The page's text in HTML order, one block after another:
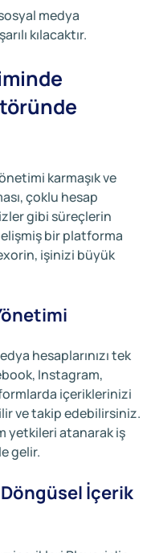
medya
kılacaktır.
karmaşık ve
çoklu hesap
gibi süreçlerin
bir platforma
işinizi büyük
hesaplarınızı tek
Instagram,
içeriklerinizi
ve takip edebilirsiniz.
yetkileri atanarak iş
gelir.
İçerik